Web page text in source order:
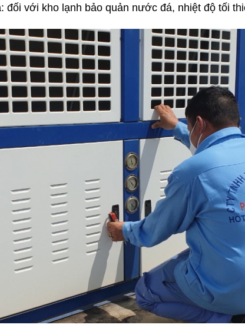
đối với kho lạnh bảo quản nước đá, nhiệt độ tối